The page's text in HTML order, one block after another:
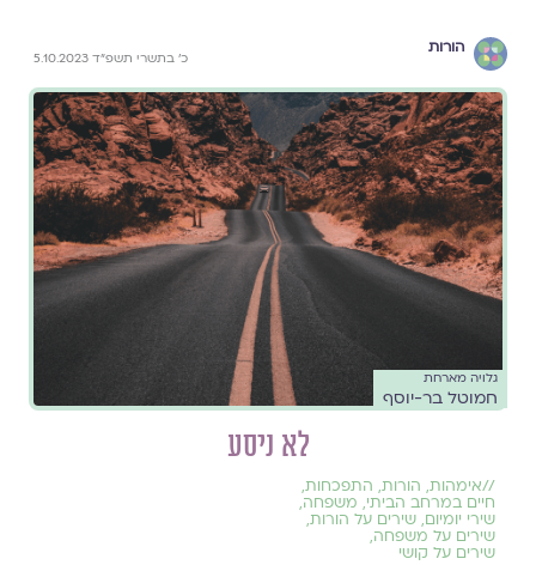
הורות
כ׳ בתשרי תשפ״ד 5.10.2023
גלויה מארחת
חמוטל בר-יוסף
לא ניסע
//אימהות, הורות, התפכחות,
חיים במרחב הביתי, משפחה,
שירי יומיום, שירים על הורות,
שירים על משפחה,
שירים על קושי